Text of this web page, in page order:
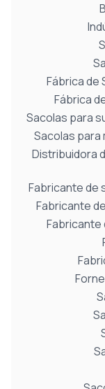
Fábrica de
Fábrica
Sacolas para
Sacolas para
Distribuidora
Fabricante de
Fabricante
Fabricante